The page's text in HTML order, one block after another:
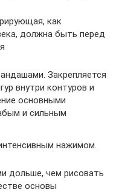
как
должна быть перед
Закрепляется
внутри контуров и
основными
и сильным
нажимом.
дольше, чем рисовать
основы